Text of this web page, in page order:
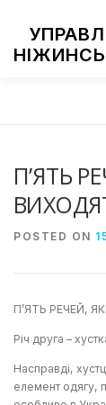
content
П’ЯТЬ
POSTED ON
П’ЯТЬ РЕЧЕЙ,
Річ друга –
Насправді,
елемент одягу,